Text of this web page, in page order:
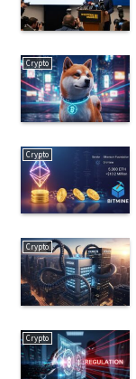
Crypto
Crypto
Crypto
Crypto